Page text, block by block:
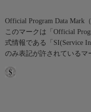
Official Program Data Mark
このマークは「Official
式情報である「SI(Service
のみ表記が許されているマ